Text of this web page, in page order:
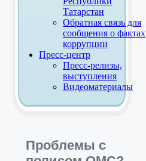
Татарстан
Обратная связь для
сообщения о фактах
коррупции
Пресс-центр
Пресс-релизы,
выступления
Видеоматериалы
Проблемы с